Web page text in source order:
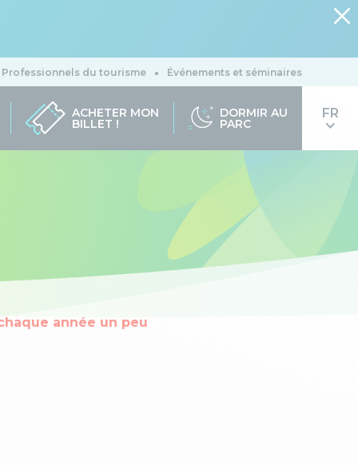
Professionnels du tourisme Événements et séminaires
ACHETER MON
BILLET !
DORMIR AU
PARC
année un peu